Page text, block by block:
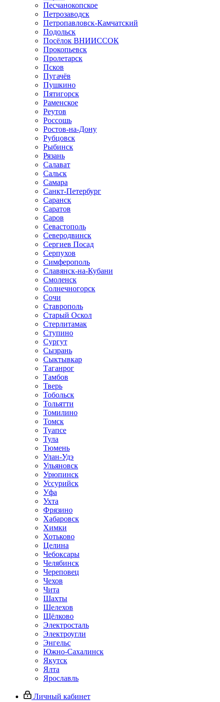
Песчанокопское
Петрозаводск
Петропавловск-Камчатский
Подольск
Посёлок ВНИИССОК
Прокопьевск
Пролетарск
Псков
Пугачёв
Пушкино
Пятигорск
Раменское
Реутов
Россошь
Ростов-на-Дону
Рубцовск
Рыбинск
Рязань
Салават
Сальск
Самара
Санкт-Петербург
Саранск
Саратов
Саров
Севастополь
Северодвинск
Сергиев Посад
Серпухов
Симферополь
Славянск-на-Кубани
Смоленск
Солнечногорск
Сочи
Ставрополь
Старый Оскол
Стерлитамак
Ступино
Сургут
Сызрань
Сыктывкар
Таганрог
Тамбов
Тверь
Тобольск
Тольятти
Томилино
Томск
Туапсе
Тула
Тюмень
Улан-Удэ
Ульяновск
Урюпинск
Уссурийск
Уфа
Ухта
Фрязино
Хабаровск
Химки
Хотьково
Целина
Чебоксары
Челябинск
Череповец
Чехов
Чита
Шахты
Шелехов
Щёлково
Электросталь
Электроугли
Энгельс
Южно-Сахалинск
Якутск
Ялта
Ярославль
Личный кабинет